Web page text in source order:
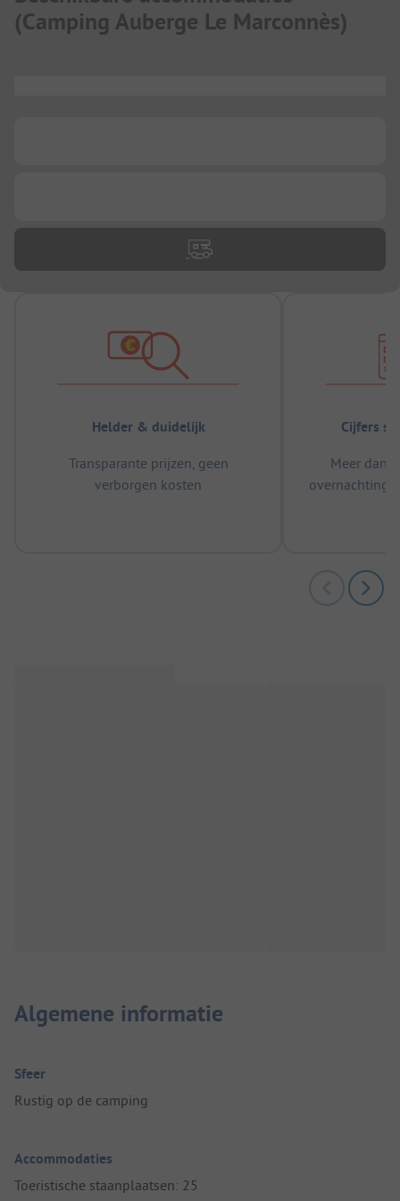
(Camping Auberge Le Marconnès)
Helder & duidelijk
Transparante prijzen, geen
verborgen kosten
Cijfers
Meer dan
Algemene informatie
Sfeer
Rustig op de camping
Accommodaties
Toeristische staanplaatsen: 25